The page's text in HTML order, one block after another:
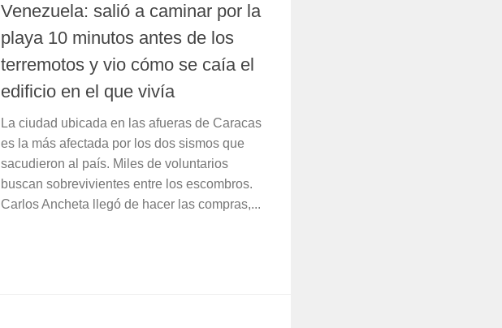
Venezuela: salió a caminar por la
playa 10 minutos antes de los
terremotos y vio cómo se caía el
edificio en el que vivía
La ciudad ubicada en las afueras de Caracas
es la más afectada por los dos sismos que
sacudieron al país. Miles de voluntarios
buscan sobrevivientes entre los escombros.
Carlos Ancheta llegó de hacer las compras,...